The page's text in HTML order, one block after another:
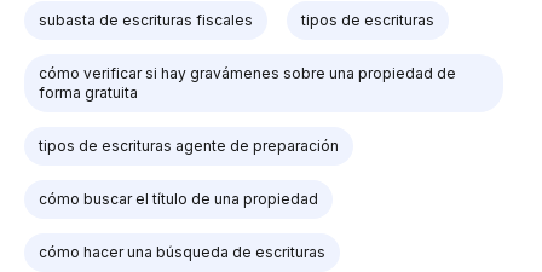
subasta de escrituras fiscales tipos de escrituras
cómo verificar si hay gravámenes sobre una propiedad de
forma gratuita
tipos de escrituras agente de preparación
cómo buscar el título de una propiedad
cómo hacer una búsqueda de escrituras